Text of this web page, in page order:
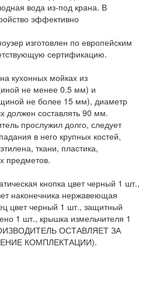
вода из-под крана. В
эффективно
изготовлен по европейским
сертификацию.
кухонных мойках из
не менее 0.5 мм) и
не более 15 мм), диаметр
должен составлять 90 мм.
прослужил долго, следует
в него крупных костей,
ткани, пластика,
предметов.
кнопка цвет черный 1 шт.,
наконечника нержавеющая
цвет черный 1 шт., защитный
1 шт., крышка измельчителя 1
ОСТАВЛЯЕТ ЗА
КОМПЛЕКТАЦИИ).